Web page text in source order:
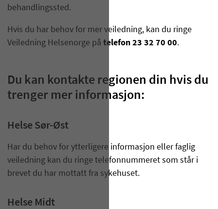
behandlingssted.
Hvis du har behov for mer veiledning, kan du ringe
Veiledning Helsenorge på telefon 23 32 70 00.
Du kan kontakte regionen din hvis du
trenger mer informasjon:
Helse Sør-Øst
Har du behov for ytterligere informasjon eller faglig
veiledning kan du ringe telefonnummeret som står i
brevet du har mottatt fra sykehuset.
Helse Midt